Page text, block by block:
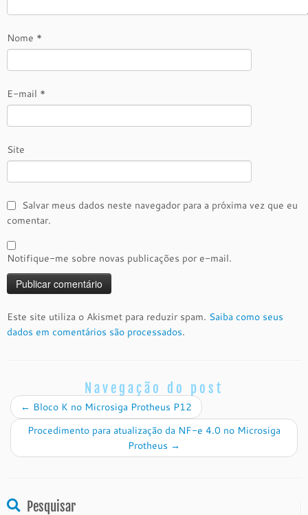
Nome *
E-mail *
Site
Salvar meus dados neste navegador para a próxima vez que eu
comentar.
Notifique-me sobre novas publicações por e-mail.
Este site utiliza o Akismet para reduzir spam. Saiba como seus
dados em comentários são processados.
Navegação do post
← Bloco K no Microsiga Protheus P12
Procedimento para atualização da NF-e 4.0 no Microsiga
Protheus →
Pesquisar